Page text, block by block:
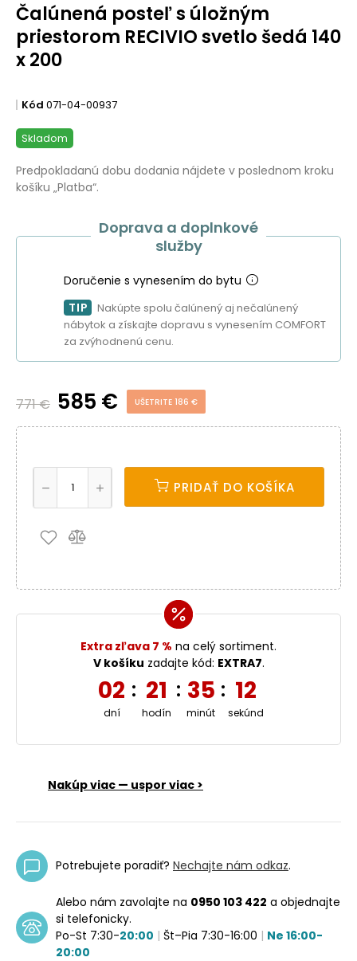
Čalúnená posteľ s úložným
priestorom RECIVIO svetlo šedá 140
x 200
Kód 071-04-00937
Skladom
Predpokladanú dobu dodania nájdete v poslednom kroku
košíku „Platba“.
Doprava a doplnkové
služby
Doručenie s vynesením do bytu
TIP
Nakúpte spolu čalúnený aj nečalúnený
nábytok a získajte dopravu s vynesením COMFORT
za zvýhodnenú cenu.
771 € 585 € UŠETRITE 186 €
PRIDAŤ DO KOŠÍKA
Extra zľava 7 % na celý sortiment.
V košíku zadajte kód: EXTRA7.
02
dní
: 21
hodín
: 35
minút
: 12
sekúnd
Nakúp viac — uspor viac >
Potrebujete poradiť? Nechajte nám odkaz.
Alebo nám zavolajte na 0950 103 422 a objednajte
si telefonicky.
Po-St 7:30-20:00 | Št–Pia 7:30-16:00 | Ne 16:00-
20:00